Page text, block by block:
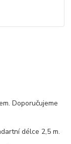
Doporučujeme
délce 2,5 m.